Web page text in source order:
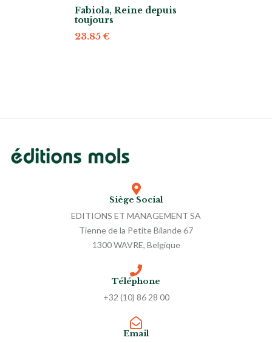
Fabiola, Reine depuis
toujours
23.85€
Siège Social
EDITIONS ET MANAGEMENT SA
Tienne de la Petite Bilande 67
1300 WAVRE, Belgique
Téléphone
+32 (10) 86 28 00
Email